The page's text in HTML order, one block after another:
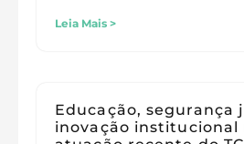
Leia Mais >
Educação, segurança
inovação institucional